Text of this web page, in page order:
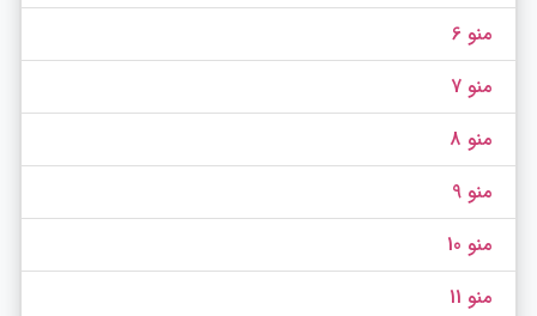
منو 6
منو 7
منو 8
منو 9
منو 10
منو 11